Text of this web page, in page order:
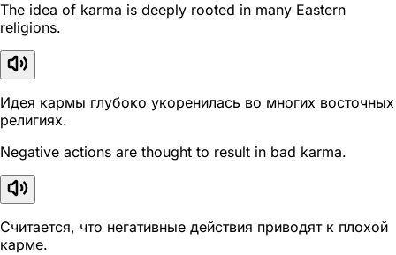
The idea of karma is deeply rooted in many Eastern
religions.
Идея кармы глубоко укоренилась во многих восточных
религиях.
Negative actions are thought to result in bad karma.
Считается, что негативные действия приводят к плохой
карме.